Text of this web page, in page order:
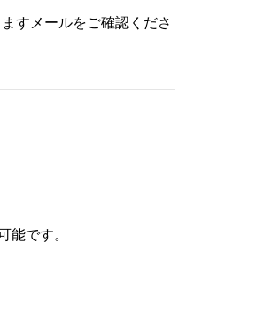
すメールをご確認くださ
能です。